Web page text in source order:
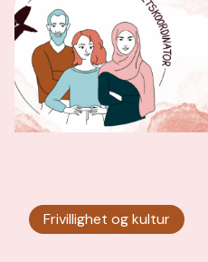
Frivillighet og kultur